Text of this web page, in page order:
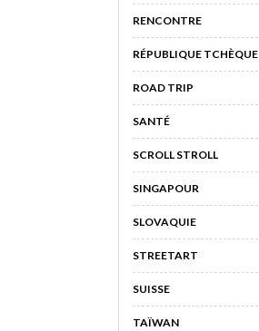
RENCONTRE
RÉPUBLIQUE TCHÈQUE
ROAD TRIP
SANTÉ
SCROLL STROLL
SINGAPOUR
SLOVAQUIE
STREETART
SUISSE
TAÏWAN